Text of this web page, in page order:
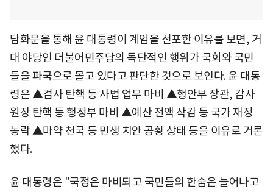
담화문을 통해 윤 대통령이 계엄을 선포한 이유를 보면, 거
대 야당인 더불어민주당의 독단적인 행위가 국회와 국민
들을 파국으로 몰고 있다고 판단한 것으로 보인다. 윤 대통
령은 ▲검사 탄핵 등 사법 업무 마비 ▲행안부 장관, 감사
원장 탄핵 등 행정부 마비 ▲예산 전액 삭감 등 국가 재정
농락 ▲마약 천국 등 민생 치안 공황 상태 등을 이유로 거론
했다.
윤 대통령은 "국정은 마비되고 국민들의 한숨은 늘어나고